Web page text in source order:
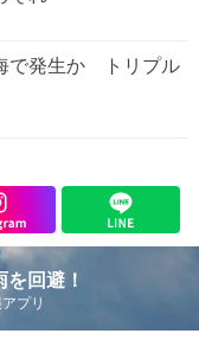
で発生か トリプル
回避！
プリ